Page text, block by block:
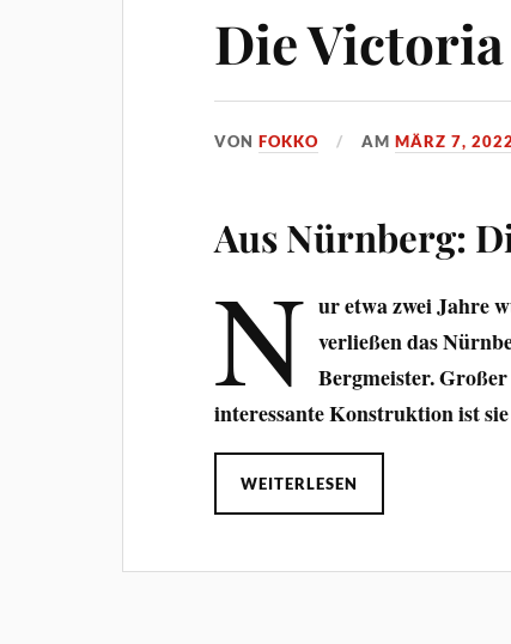
Die Victoria
VONFOKKO AMMÄRZ 7, 2022
Aus Nürnberg:
N ur etwa zwei Jahre
verließen das
Bergmeister.
interessante Konstruktion ist
WEITERLESEN